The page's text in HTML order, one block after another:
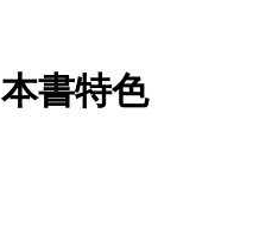
本書特色